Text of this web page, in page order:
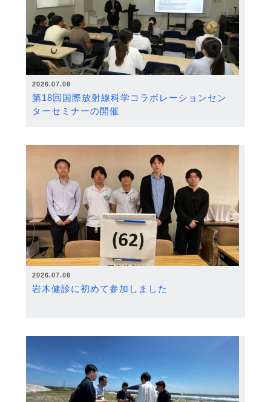
2026.07.08
第18回国際放射線科学コラボレーションセン
ターセミナーの開催
2026.07.08
岩木健診に初めて参加しました